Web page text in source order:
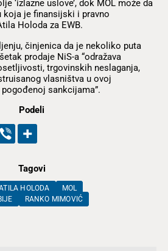
‘izlazne uslove’, dok MOL može da
je finansijski i pravno
Holoda za EWB.
činjenica da je nekoliko puta
prodaje NiS-a “odražava
trgovinskih neslaganja,
vlasništva u ovoj
sankcijama”.
Podeli
Tagovi
HOLODA
MOL
RANKO MIMOVIĆ